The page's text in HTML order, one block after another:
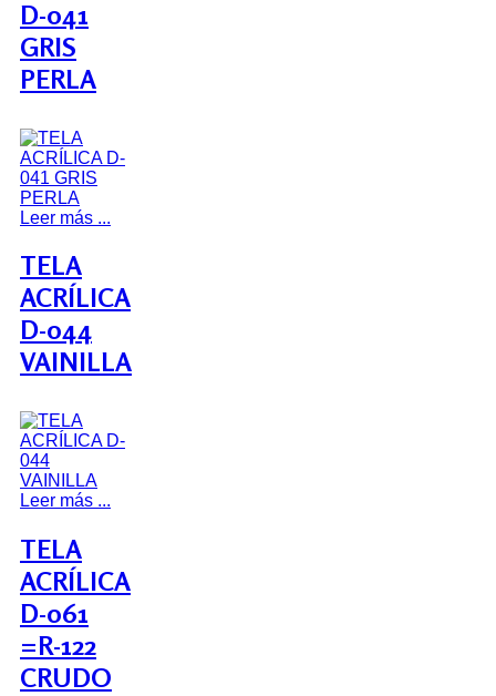
D-041
GRIS
PERLA
Leer más ...
TELA
ACRÍLICA
D-044
VAINILLA
Leer más ...
TELA
ACRÍLICA
D-061
=R-122
CRUDO